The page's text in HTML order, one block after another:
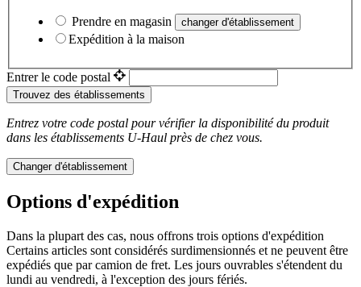
Prendre en magasin changer d'établissement
Expédition à la maison
Entrer le code postal
Trouvez des établissements
Entrez votre code postal pour vérifier la disponibilité du produit
dans les établissements U-Haul près de chez vous.
Changer d'établissement
Options d'expédition
Dans la plupart des cas, nous offrons trois options d'expédition
Certains articles sont considérés surdimensionnés et ne peuvent être
expédiés que par camion de fret. Les jours ouvrables s'étendent du
lundi au vendredi, à l'exception des jours fériés.